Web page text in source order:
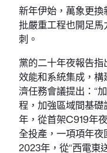
新年伊始，萬象更
批嚴重工程也開足
刺。
黨的二十年夜報告指
效能和系統集成，
濟任務會議提出：“
程，加強區域間基
年，從首架C919年
全投產，一項項年
2023年，從“西電東